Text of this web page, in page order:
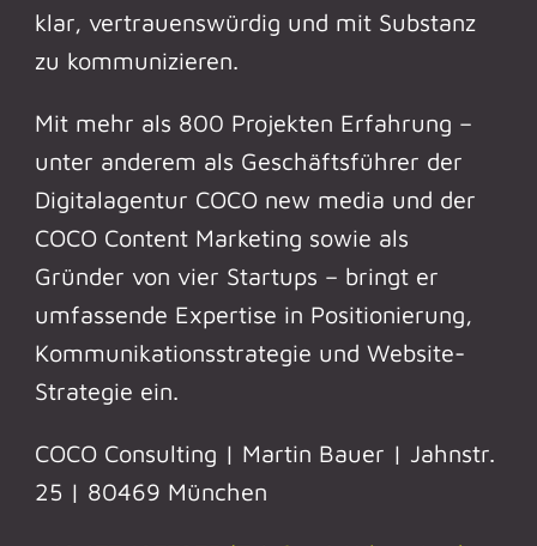
klar, vertrauenswürdig und mit Substanz
zu kommunizieren.
Mit mehr als 800 Projekten Erfahrung –
unter anderem als Geschäftsführer der
Digitalagentur COCO new media und der
COCO Content Marketing sowie als
Gründer von vier Startups – bringt er
umfassende Expertise in Positionierung,
Kommunikationsstrategie und Website-
Strategie ein.
COCO Consulting | Martin Bauer | Jahnstr.
25 | 80469 München